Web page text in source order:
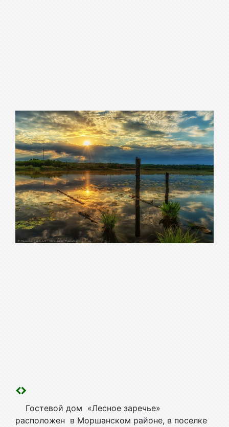
Гостевой дом «Лесное заречье»
расположен в Моршанском районе, в поселке